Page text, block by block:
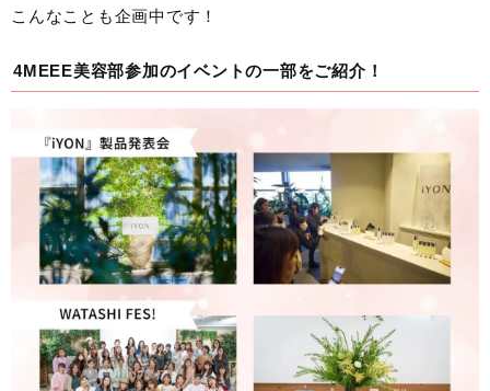
こんなことも企画中です！
4MEEE美容部参加のイベントの一部をご紹介！